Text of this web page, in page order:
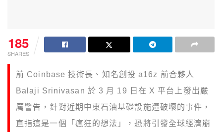
185
SHARES
前 Coinbase 技術長、知名創投 a16z 前合夥人
Balaji Srinivasan 於 3 月 19 日在 X 平台上發出嚴
厲警告，針對近期中東石油基礎設施遭破壞的事件，
直指這是一個「瘋狂的想法」，恐將引發全球經濟崩